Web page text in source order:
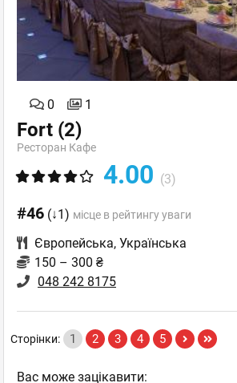
0 1
Fort (2)
Ресторан Кафе
4.00 (3)
#46 (↓1) місце в рейтингу уваги
Європейська, Українська
150 – 300 ₴
048 242 8175
Сторінки: 1 2 3 4 5
Вас може зацікавити: